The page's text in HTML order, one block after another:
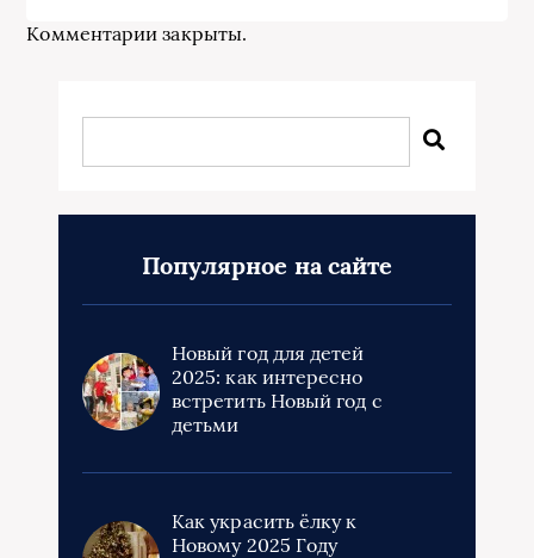
Комментарии закрыты.
Популярное на сайте
Новый год для детей
2025: как интересно
встретить Новый год с
детьми
Как украсить ёлку к
Новому 2025 Году